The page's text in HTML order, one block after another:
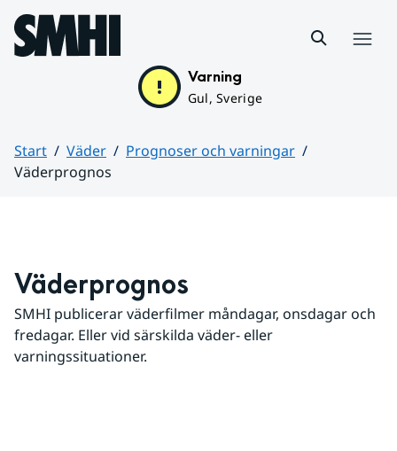
Hoppa till sidans innehåll
Varning
Gul, Sverige
Start Väder
Prognoser och varningar
Väderprognos
Väderprognos
SMHI publicerar väderfilmer måndagar, onsdagar och
fredagar. Eller vid särskilda väder- eller
varningssituationer.